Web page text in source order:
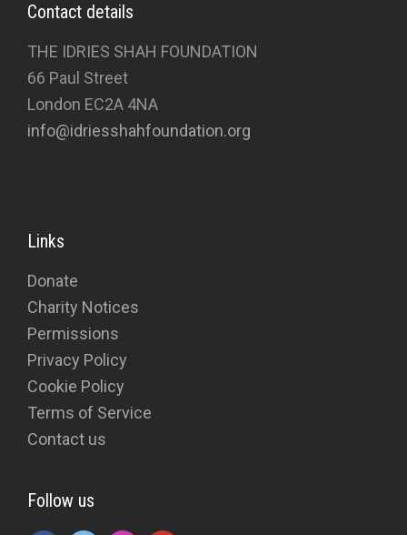
Contact details
THE IDRIES SHAH FOUNDATION
66 Paul Street
London EC2A 4NA
info@idriesshahfoundation.org
Links
Donate
Charity Notices
Permissions
Privacy Policy
Cookie Policy
Terms of Service
Contact us
Follow us